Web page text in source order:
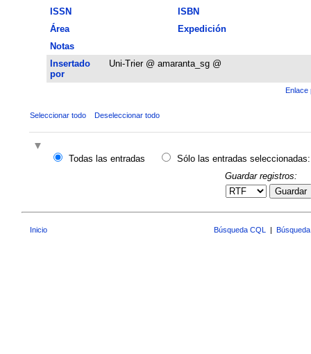
ISSN
ISBN
Área
Expedición
Notas
Insertado
por
Uni-Trier @ amaranta_sg @
Enlace
Seleccionar todo Deseleccionar todo
Todas las entradas
Sólo las entradas seleccionadas:
Guardar registros:
Guardar
Inicio Búsqueda CQL